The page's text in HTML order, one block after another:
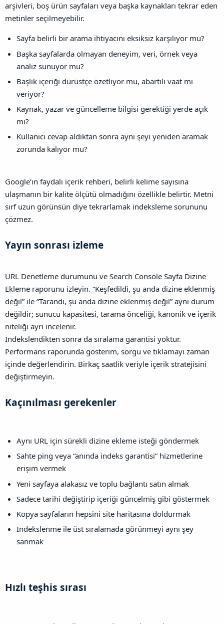
arşivleri, boş ürün sayfaları veya başka kaynakları tekrar eden
metinler seçilmeyebilir.
Sayfa belirli bir arama ihtiyacını eksiksiz karşılıyor mu?
Başka sayfalarda olmayan deneyim, veri, örnek veya
analiz sunuyor mu?
Başlık içeriği dürüstçe özetliyor mu, abartılı vaat mi
veriyor?
Kaynak, yazar ve güncelleme bilgisi gerektiği yerde açık
mı?
Kullanıcı cevap aldıktan sonra aynı şeyi yeniden aramak
zorunda kalıyor mu?
Google’ın faydalı içerik rehberi, belirli kelime sayısına
ulaşmanın bir kalite ölçütü olmadığını özellikle belirtir. Metni
sırf uzun görünsün diye tekrarlamak indeksleme sorununu
çözmez.
Yayın sonrası izleme​
URL Denetleme durumunu ve Search Console Sayfa Dizine
Ekleme raporunu izleyin. “Keşfedildi, şu anda dizine eklenmiş
değil” ile “Tarandı, şu anda dizine eklenmiş değil” aynı durum
değildir; sunucu kapasitesi, tarama önceliği, kanonik ve içerik
niteliği ayrı incelenir.
İndekslendikten sonra da sıralama garantisi yoktur.
Performans raporunda gösterim, sorgu ve tıklamayı zaman
içinde değerlendirin. Birkaç saatlik veriyle içerik stratejisini
değiştirmeyin.
Kaçınılması gerekenler​
Aynı URL için sürekli dizine ekleme isteği göndermek
Sahte ping veya “anında indeks garantisi” hizmetlerine
erişim vermek
Yeni sayfaya alakasız ve toplu bağlantı satın almak
Sadece tarihi değiştirip içeriği güncelmiş gibi göstermek
Kopya sayfaların hepsini site haritasına doldurmak
İndekslenme ile üst sıralamada görünmeyi aynı şey
sanmak
Hızlı teşhis sırası​